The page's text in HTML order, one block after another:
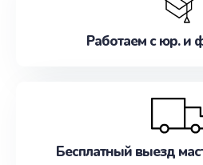
Работаем с юр. и
Бесплатный выезд